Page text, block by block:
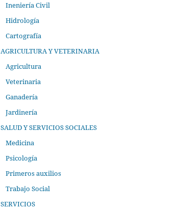
Ineniería Civil
Hidrología
Cartografía
AGRICULTURA Y VETERINARIA
Agricultura
Veterinaria
Ganadería
Jardinería
SALUD Y SERVICIOS SOCIALES
Medicina
Psicología
Primeros auxilios
Trabajo Social
SERVICIOS